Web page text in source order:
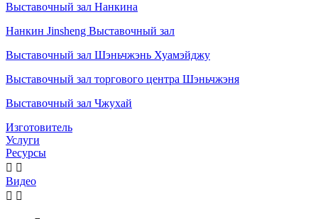
Выставочный зал Нанкина
Нанкин Jinsheng Выставочный зал
Выставочный зал Шэньчжэнь Хуамэйджу
Выставочный зал торгового центра Шэньчжэня
Выставочный зал Чжухай
Изготовитель
Услуги
Ресурсы
 
Видео
 